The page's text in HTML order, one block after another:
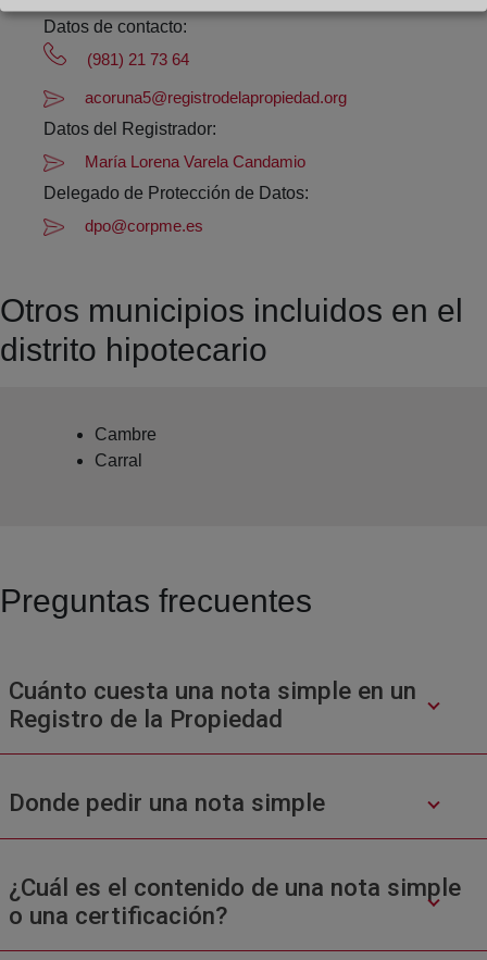
Datos de contacto:
(981) 21 73 64
acoruna5@registrodelapropiedad.org
Datos del Registrador:
María Lorena Varela Candamio
Delegado de Protección de Datos:
dpo@corpme.es
Otros municipios incluidos en el
distrito hipotecario
Cambre
Carral
Preguntas frecuentes
Cuánto cuesta una nota simple en un
Registro de la Propiedad
Donde pedir una nota simple
¿Cuál es el contenido de una nota simple
o una certificación?